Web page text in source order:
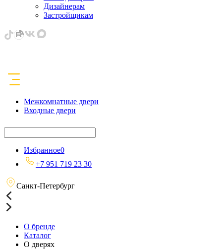
Дизайнерам
Застройщикам
Межкомнатные двери
Входные двери
Избранное0
+7 951 719 23 30
Санкт-Петербург
О бренде
Каталог
О дверях